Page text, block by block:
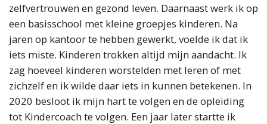
zelfvertrouwen en gezond leven. Daarnaast werk ik op
een basisschool met kleine groepjes kinderen. Na
jaren op kantoor te hebben gewerkt, voelde ik dat ik
iets miste. Kinderen trokken altijd mijn aandacht. Ik
zag hoeveel kinderen worstelden met leren of met
zichzelf en ik wilde daar iets in kunnen betekenen. In
2020 besloot ik mijn hart te volgen en de opleiding
tot Kindercoach te volgen. Een jaar later startte ik